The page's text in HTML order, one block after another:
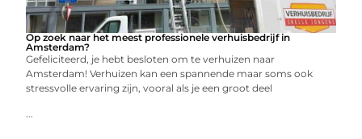
Op zoek naar het meest professionele verhuisbedrijf in
Amsterdam?
Gefeliciteerd, je hebt besloten om te verhuizen naar
Amsterdam! Verhuizen kan een spannende maar soms ook
stressvolle ervaring zijn, vooral als je een groot deel
...